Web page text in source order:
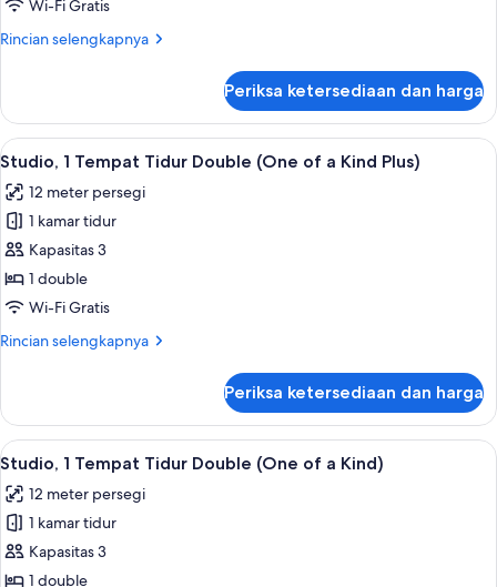
Wi-Fi Gratis
Rincian selengkapnya
Rincian
Kamar
Quadruple
(All
Periksa ketersediaan dan harga
Lihat
semua
foto
untuk
Studio,
1
Tempat
Double
a
Kind
Plus)
Studio, 1 Tempat Tidur Double (One
5
Studio, 1 Tempat Tidur Double (One of a Kind Plus)
12 meter persegi
1 kamar tidur
Kapasitas 3
1 double
Wi-Fi Gratis
Rincian selengkapnya
Rincian
Studio,
Tempat
Double
(One
of
a
Kind
Periksa ketersediaan dan harga
Lihat
semua
foto
untuk
Studio,
1
Studio, 1 Tempat Tidur Double (One
6
Studio, 1 Tempat Tidur Double (One of a Kind)
12 meter persegi
1 kamar tidur
Kapasitas 3
1 double